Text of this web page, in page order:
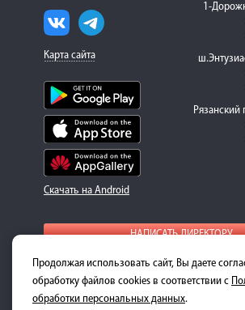
Карта сайта
Скачать на Android
1-
Рязанский
НАПИСАТЬ ДИРЕКТОРУ
Для получения подробной информации о
ремонта и запасных частей, пожалуйста,
менеджерам-консультантам.
Продолжая использовать сайт, Вы даете
обработку файлов cookies в соответствии с
обработки персональных данных.